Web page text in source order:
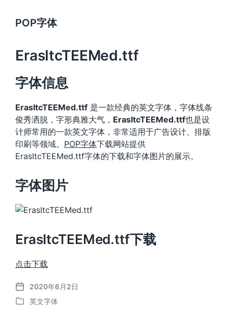
POP字体
ErasItcTEEMed.ttf
字体信息
ErasItcTEEMed.ttf 是一款经典的英文字体，字体线条
俊秀洒脱，字形典雅大气， ErasItcTEEMed.ttf也是设
计师常用的一款英文字体，非常适用于广告设计、排版
印刷等领域。 POP字体下载网站提供
ErasItcTEEMed.ttf字体的下载和字体图片的展示。
字体图片
ErasItcTEEMed.ttf下载
点击下载
发
布
2020年6月2日
发
英文字体